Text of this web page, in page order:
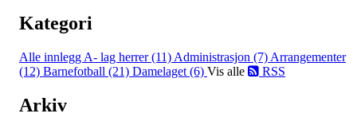
Kategori
Alle innlegg A- lag herrer (11) Administrasjon (7) Arrangementer
(12) Barnefotball (21) Damelaget (6) Vis alle RSS
Arkiv